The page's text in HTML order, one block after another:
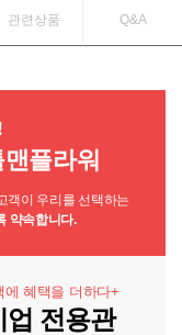
관련상품 Q&A
플라워
객이 우리를 선택하는
약속합니다.
에 혜택을 더하다+
업 전용관